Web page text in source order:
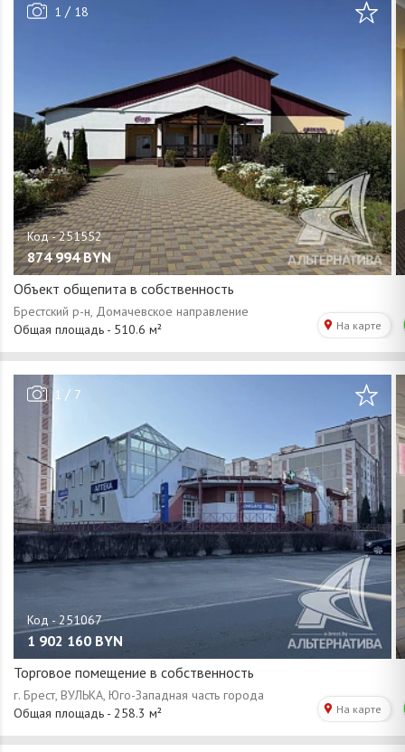
1 / 18
874 994 BYN
Объект общепита в собственность
1 / 7
1 902 160 BYN
Торговое помещение в собственность